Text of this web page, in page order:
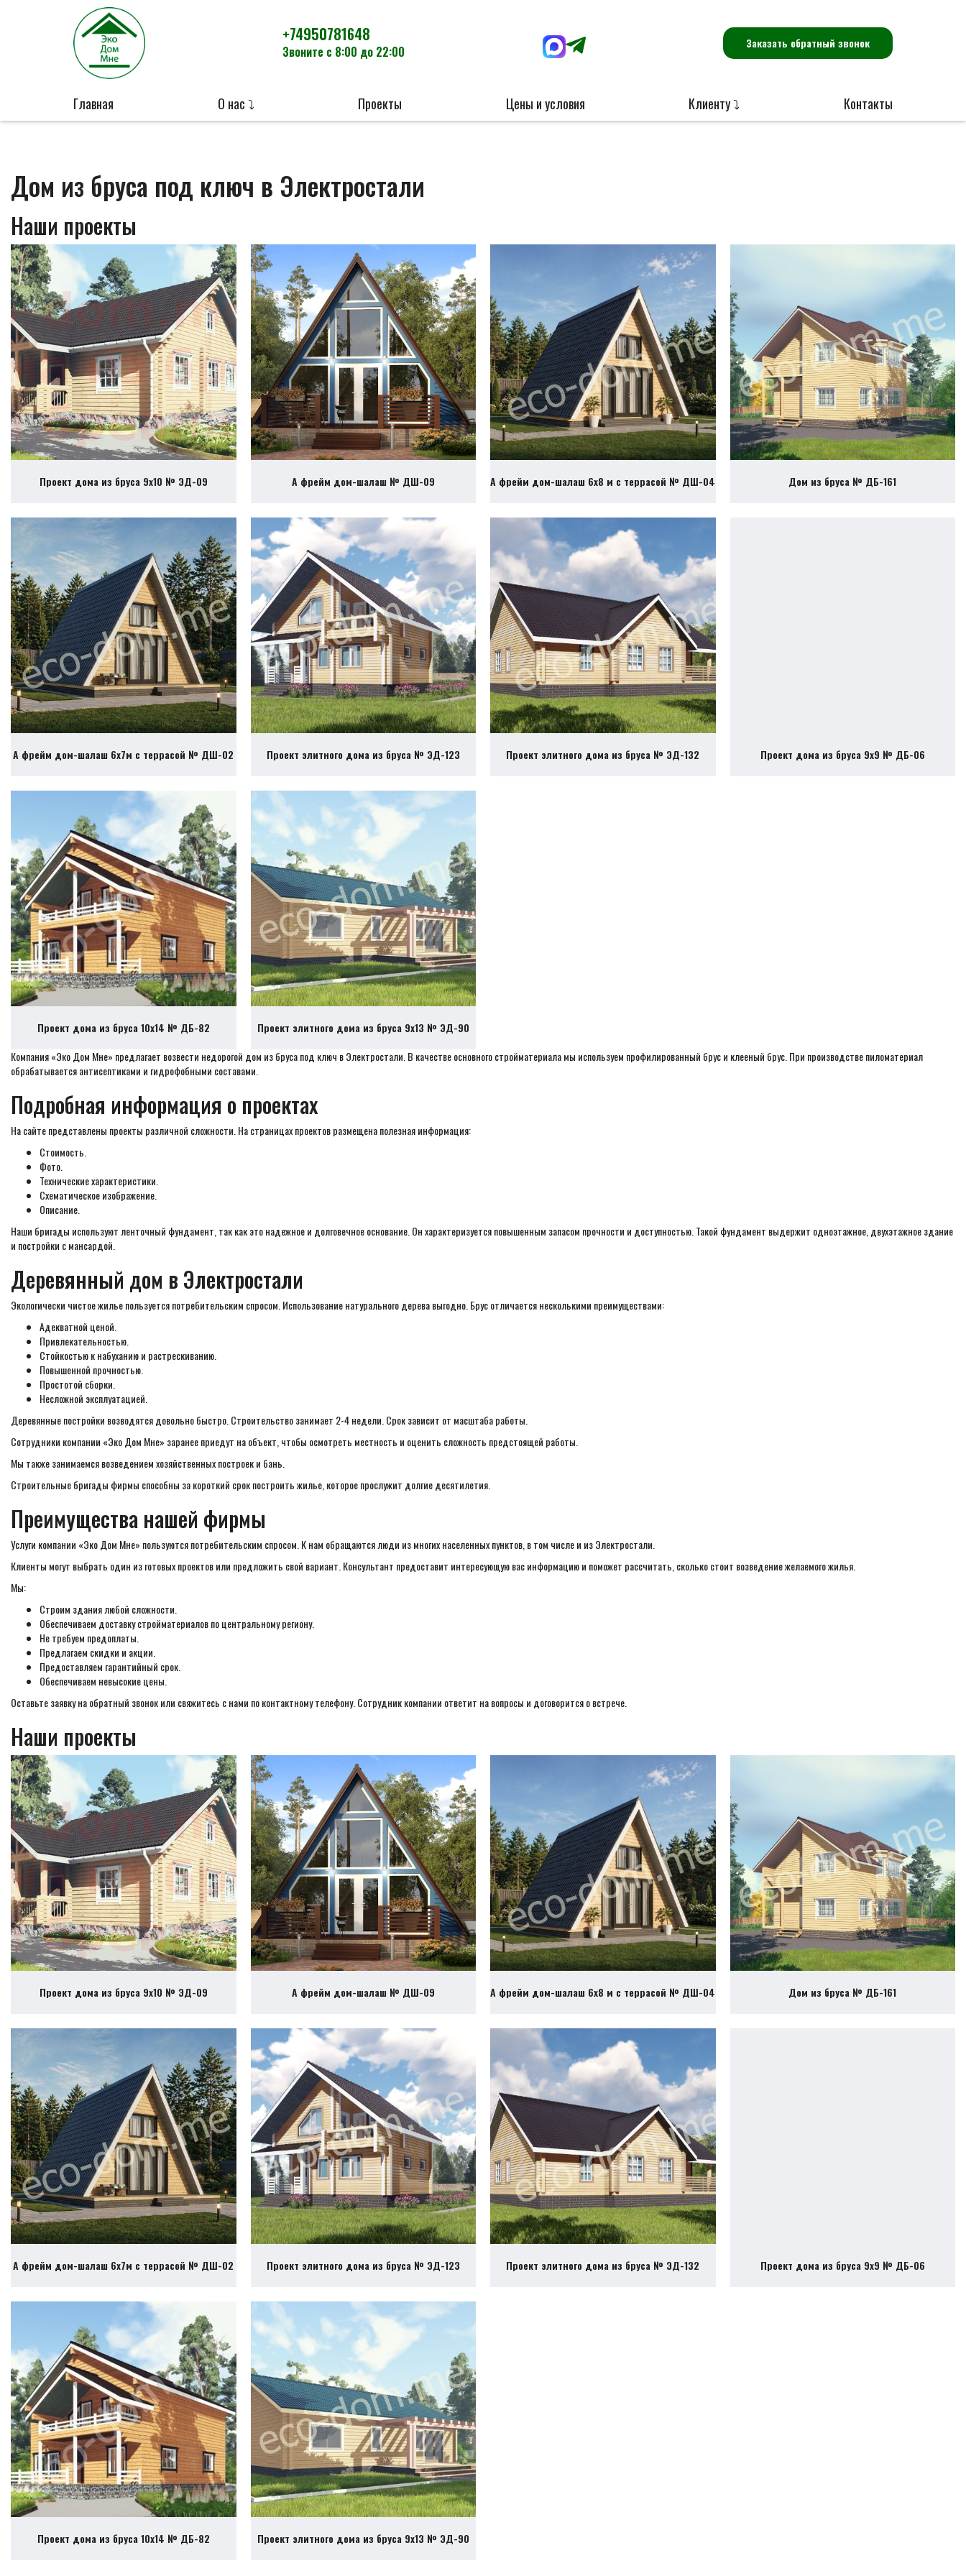
+74950781648
Звоните с 8:00 до 22:00
Заказать обратный звонок
Главная О нас ⤵ Проекты Цены и условия Клиенту ⤵ Контакты
Дом из бруса под ключ в Электростали
Наши проекты
Проект дома из бруса 9х10 № ЭД-09 А фрейм дом-шалаш № ДШ-09 А фрейм дом-шалаш 6х8 м с террасой № ДШ-04 Дом из бруса № ДБ-161
А фрейм дом-шалаш 6х7м с террасой № ДШ-02 Проект элитного дома из бруса № ЭД-123 Проект элитного дома из бруса № ЭД-132 Проект дома из бруса 9х9 № ДБ-06
Проект дома из бруса 10х14 № ДБ-82
Проект элитного дома из бруса 9х13 № ЭД-90
Компания «Эко Дом Мне» предлагает возвести недорогой дом из бруса под ключ в Электростали. В качестве основного стройматериала мы используем профилированный брус и клееный брус. При производстве пиломатериал
обрабатывается антисептиками и гидрофобными составами.
Подробная информация о проектах
На сайте представлены проекты различной сложности. На страницах проектов размещена полезная информация:
Стоимость.
Фото.
Технические характеристики.
Схематическое изображение.
Описание.
Наши бригады используют ленточный фундамент, так как это надежное и долговечное основание. Он характеризуется повышенным запасом прочности и доступностью. Такой фундамент выдержит одноэтажное, двухэтажное здание
и постройки с мансардой.
Деревянный дом в Электростали
Экологически чистое жилье пользуется потребительским спросом. Использование натурального дерева выгодно. Брус отличается несколькими преимуществами:
Адекватной ценой.
Привлекательностью.
Стойкостью к набуханию и растрескиванию.
Повышенной прочностью.
Простотой сборки.
Несложной эксплуатацией.
Деревянные постройки возводятся довольно быстро. Строительство занимает 2-4 недели. Срок зависит от масштаба работы.
Сотрудники компании «Эко Дом Мне» заранее приедут на объект, чтобы осмотреть местность и оценить сложность предстоящей работы.
Мы также занимаемся возведением хозяйственных построек и бань.
Строительные бригады фирмы способны за короткий срок построить жилье, которое прослужит долгие десятилетия.
Преимущества нашей фирмы
Услуги компании «Эко Дом Мне» пользуются потребительским спросом. К нам обращаются люди из многих населенных пунктов, в том числе и из Электростали.
Клиенты могут выбрать один из готовых проектов или предложить свой вариант. Консультант предоставит интересующую вас информацию и поможет рассчитать, сколько стоит возведение желаемого жилья.
Мы:
Строим здания любой сложности.
Обеспечиваем доставку стройматериалов по центральному региону.
Не требуем предоплаты.
Предлагаем скидки и акции.
Предоставляем гарантийный срок.
Обеспечиваем невысокие цены.
Оставьте заявку на обратный звонок или свяжитесь с нами по контактному телефону. Сотрудник компании ответит на вопросы и договорится о встрече.
Наши проекты
Проект дома из бруса 9х10 № ЭД-09 А фрейм дом-шалаш № ДШ-09 А фрейм дом-шалаш 6х8 м с террасой № ДШ-04 Дом из бруса № ДБ-161
А фрейм дом-шалаш 6х7м с террасой № ДШ-02 Проект элитного дома из бруса № ЭД-123 Проект элитного дома из бруса № ЭД-132 Проект дома из бруса 9х9 № ДБ-06
Проект дома из бруса 10х14 № ДБ-82 Проект элитного дома из бруса 9х13 № ЭД-90